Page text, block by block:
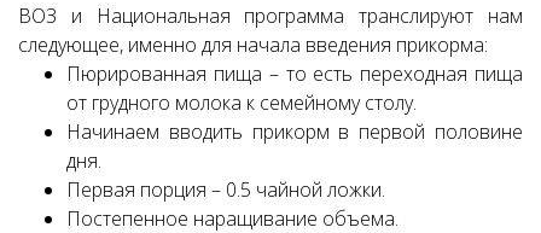
ВОЗ и Национальная программа транслируют нам
следующее, именно для начала введения прикорма:
Пюрированная пища – то есть переходная пища
от грудного молока к семейному столу.
Начинаем вводить прикорм в первой половине
дня.
Первая порция – 0.5 чайной ложки.
Постепенное наращивание объема.